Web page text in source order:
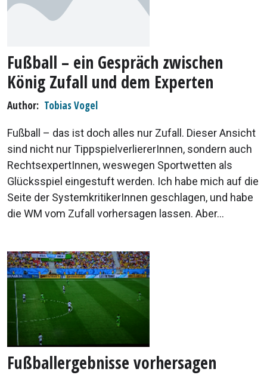
Fußball – ein Gespräch zwischen
König Zufall und dem Experten
Author Tobias Vogel
Fußball – das ist doch alles nur Zufall. Dieser Ansicht
sind nicht nur TippspielverliererInnen, sondern auch
RechtsexpertInnen, weswegen Sportwetten als
Glücksspiel eingestuft werden. Ich habe mich auf die
Seite der SystemkritikerInnen geschlagen, und habe
die WM vom Zufall vorhersagen lassen. Aber...
Fußballergebnisse vorhersagen